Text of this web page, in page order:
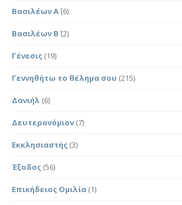
Βασιλέων Α΄(6)
Βασιλέων Β΄ (2)
Γένεσις (19)
Γεννηθήτω το θέλημα σου (215)
Δανιήλ (6)
Δευτερονόμιον (7)
Εκκλησιαστής (3)
Έξοδος (56)
Επικήδειος Ομιλία (1)